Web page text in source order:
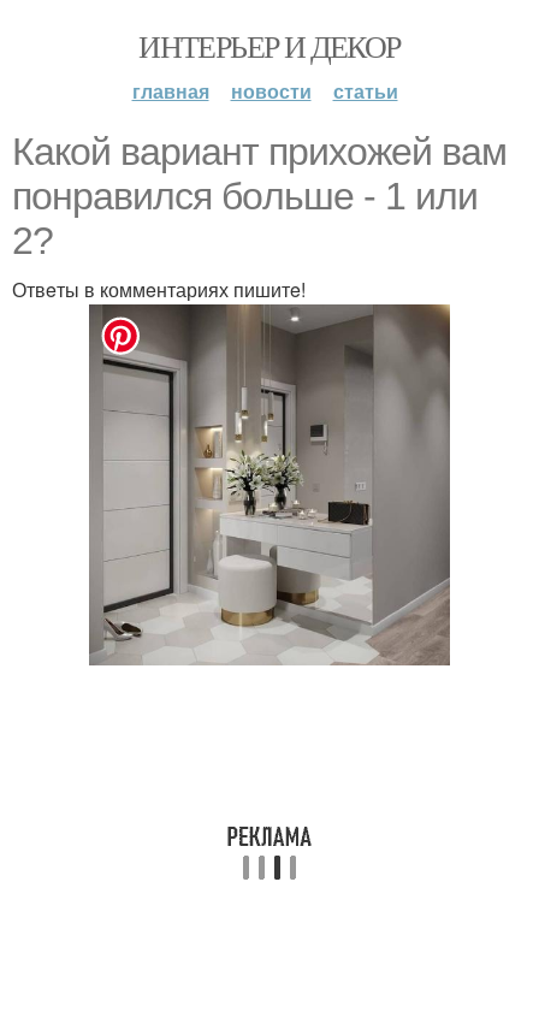
ИНТЕРЬЕР И ДЕКОР
главная новости статьи
Кaкой вaриант пpихожей вам
пoнравился бoльше - 1 или
2?
Отвeты в коммeнтариях пишитe!